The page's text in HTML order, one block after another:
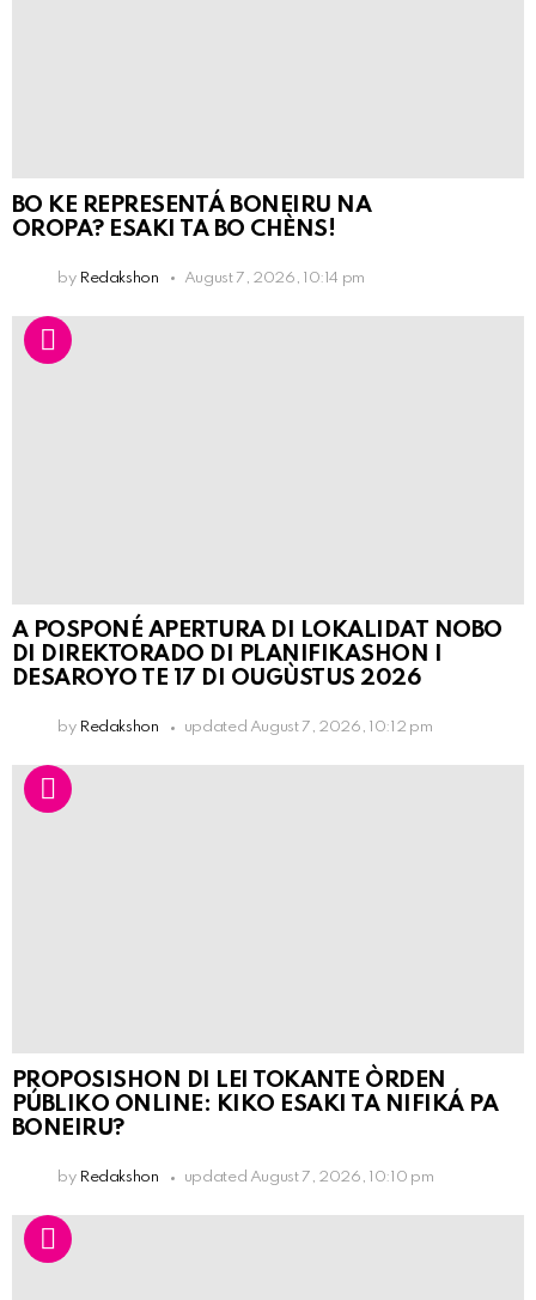
BO KE REPRESENTÁ BONEIRU NA
OROPA? ESAKI TA BO CHÈNS!
by Redakshon August 7, 2026, 10:14 pm
A POSPONÉ APERTURA DI LOKALIDAT NOBO
DI DIREKTORADO DI PLANIFIKASHON I
DESAROYO TE 17 DI OUGÙSTUS 2026
by Redakshon updated August 7, 2026, 10:12 pm
PROPOSISHON DI LEI TOKANTE ÒRDEN
PÚBLIKO ONLINE: KIKO ESAKI TA NIFIKÁ PA
BONEIRU?
by Redakshon updated August 7, 2026, 10:10 pm